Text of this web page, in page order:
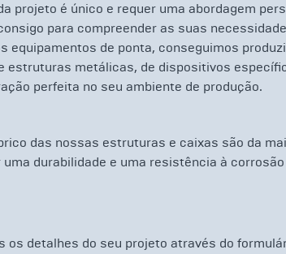
projeto é único e requer uma abordagem
para compreender as suas
equipamentos de ponta, conseguimos
estruturas metálicas, de dispositivos
perfeita no seu ambiente de produção.
das nossas estruturas e caixas são da
durabilidade e uma resistência à
detalhes do seu projeto através do